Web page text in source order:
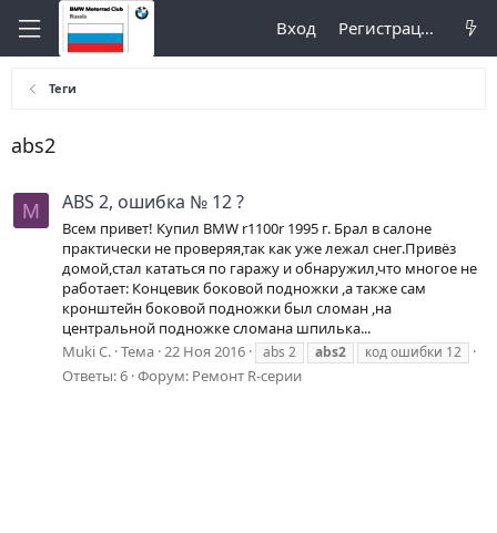
Вход Регистрация
Теги
abs2
M ABS 2, ошибка № 12 ?
Всем привет! Купил BMW r1100r 1995 г. Брал в салоне
практически не проверяя,так как уже лежал снег.Привёз
домой,стал кататься по гаражу и обнаружил,что многое не
работает: Концевик боковой подножки ,а также сам
кронштейн боковой подножки был сломан ,на
центральной подножке сломана шпилька...
Muki C. Тема 22 Ноя 2016 abs 2 abs2 код ошибки 12
Ответы: 6 Форум: Ремонт R-серии